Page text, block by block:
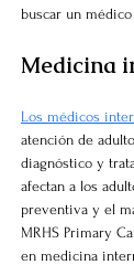
buscar un
Medicina
Los médicos
atención de
diagnóstico y
afectan a los
preventiva y el
MRHS Primary
en medicina